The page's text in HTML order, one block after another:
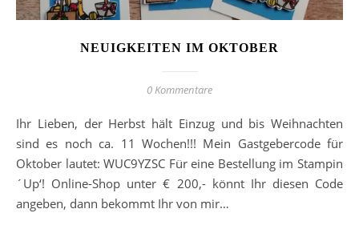
NEUIGKEITEN IM OKTOBER
0 Kommentare
Ihr Lieben, der Herbst hält Einzug und bis Weihnachten
sind es noch ca. 11 Wochen!!! Mein Gastgebercode für
Oktober lautet: WUC9YZSC Für eine Bestellung im Stampin
´Up‘! Online-Shop unter € 200,- könnt Ihr diesen Code
angeben, dann bekommt Ihr von mir…